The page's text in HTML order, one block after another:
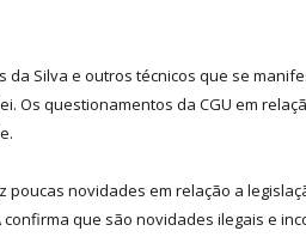
da Silva e outros técnicos que se
Os questionamentos da CGU em
poucas novidades em relação a
confirma que são novidades ilegais e